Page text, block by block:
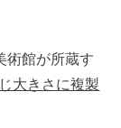
術館が所蔵す
大きさに複製